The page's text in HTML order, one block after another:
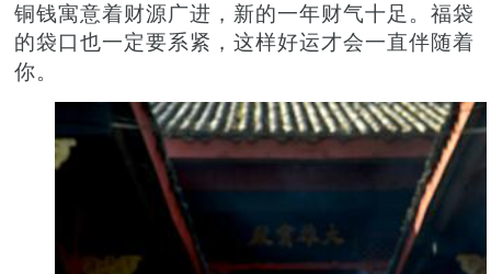
铜钱寓意着财源广进，新的一年财气十足。福袋
的袋口也一定要系紧，这样好运才会一直伴随着
你。